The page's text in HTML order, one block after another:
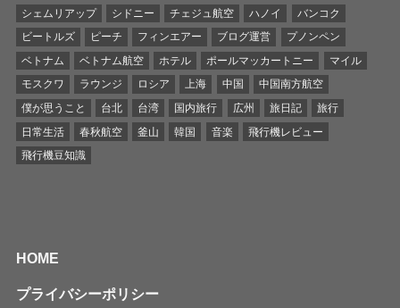
シェムリアップ
シドニー チェジュ航空 ハノイ
バンコク
ビートルズ
ピーチ フィンエアー ブログ運営
プノンペン
ベトナム
ベトナム航空 ホテル ポールマッカートニー
マイル
モスクワ
ラウンジ ロシア 上海 中国
中国南方航空
僕が思うこと
台北 台湾 国内旅行 広州 旅日記
旅行
日常生活
春秋航空 釜山 韓国 音楽
飛行機レビュー
飛行機豆知識
HOME
プライバシーポリシー